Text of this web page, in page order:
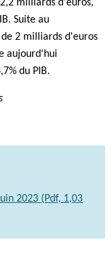
milliards d'euros,
Suite au
2 milliards d'euros
aujourd'hui
du PIB.
2023 (Pdf, 1,03